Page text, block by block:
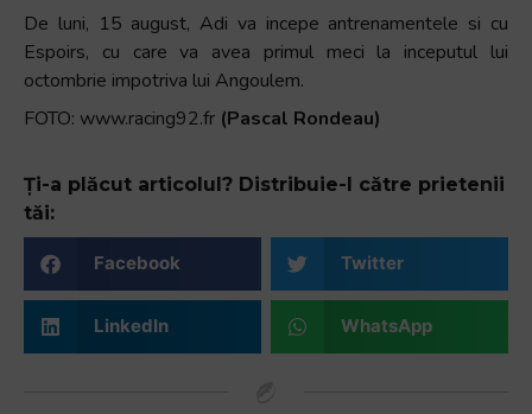
De luni, 15 august, Adi va incepe antrenamentele si cu
Espoirs, cu care va avea primul meci la inceputul lui
octombrie impotriva lui Angoulem.
FOTO: www.racing92.fr (Pascal Rondeau)
Ți-a plăcut articolul? Distribuie-l către prietenii
tăi:
Facebook Twitter
LinkedIn WhatsApp